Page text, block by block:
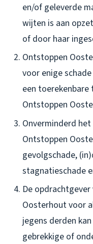
en/of geleverde
wijten is aan
of door haar
Ontstoppen
voor enige
een
Ontstoppen
Onverminderd
Ontstoppen
gevolgschade,
stagnatieschade
De
Oosterhout voor
jegens derden
gebrekkige of